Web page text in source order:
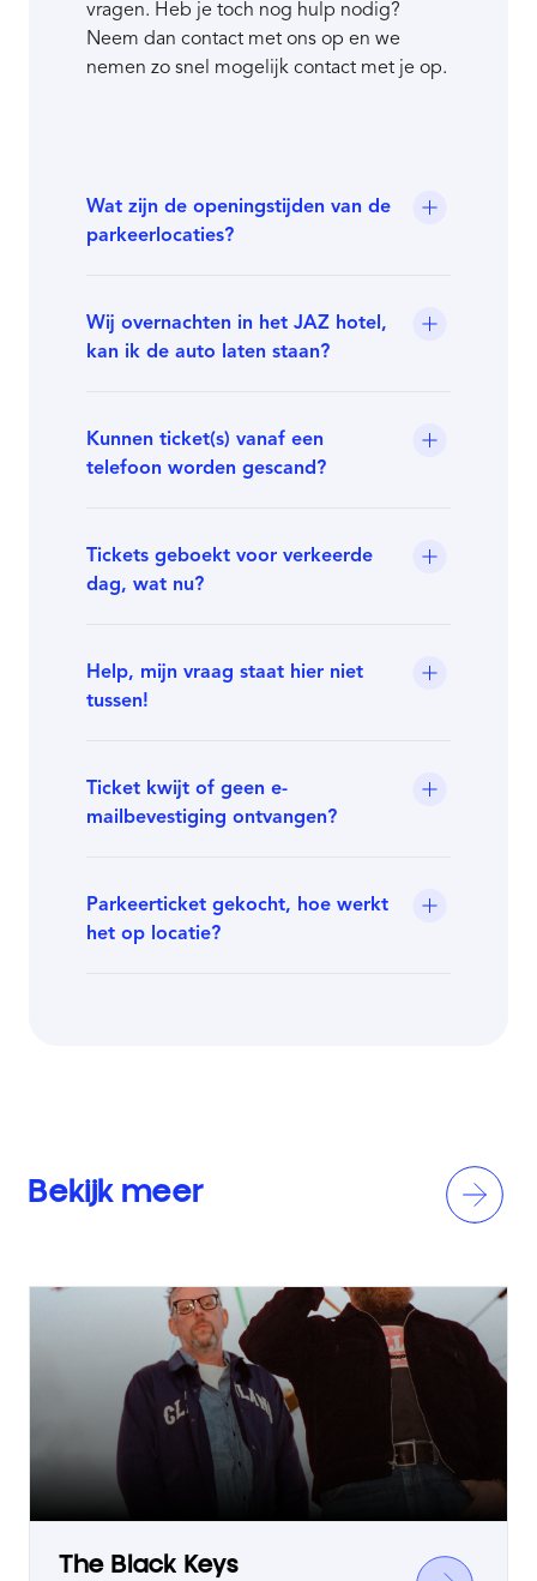
vragen. Heb je toch nog hulp nodig?
Neem dan contact met ons op en we
nemen zo snel mogelijk contact met je op.
Wat zijn de openingstijden van de
parkeerlocaties?
Wij overnachten in het JAZ hotel,
kan ik de auto laten staan?
Kunnen ticket(s) vanaf een
telefoon worden gescand?
Tickets geboekt voor verkeerde
dag, wat nu?
Help, mijn vraag staat hier niet
tussen!
Ticket kwijt of geen e-
mailbevestiging ontvangen?
Parkeerticket gekocht, hoe werkt
het op locatie?
Bekijk meer
The Black Keys